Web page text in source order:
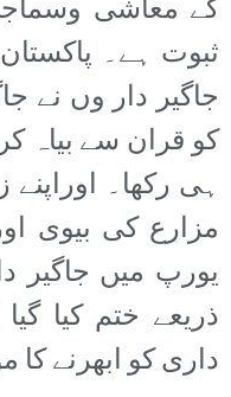
کے معاشی
ثبوت ہے۔
جاگیر دار وں نے
کو قران سے بیاہ
ہی رکھا۔
مزارع کی بیوی
یورپ میں جاگیر
ذریعے ختم کیا
داری کو ابھرنے کا